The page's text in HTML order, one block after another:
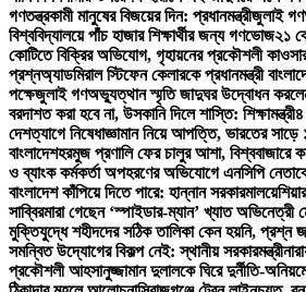
গণতন্ত্রকামী মানুষের বিজয়ের দিন: প্রধানমন্ত্রীজুলাই
বিশ্ববিদ্যালয়ে পাঁচ হাজার শিক্ষার্থীর জন্য গণভোজ২১
কোটিতে বিক্রির অভিযোগ, গৃহায়নের প্রকৌশলী কাওসার
প্রশ্নঅ্যাডমিরাল স্টিফেন কেলারকে প্রধানমন্ত্রী
পক্ষেজুলাই গণঅভ্যুত্থান স্মৃতি জাদুঘর উদ্বোধন করলেন
বরদাশত করা হবে না, উসকানি দিলে শাস্তি: শিক্ষামন্ত্রী৪
দেশত্যাগে নিষেধাজ্ঞামান নিয়ে আপত্তি, ভারতের সাড়ে
বাংলাদেশহরমুজ প্রণালি ফের চালুর আশা, বিশ্ববাজারে
ও ব্যাংক কর্মকর্তা অপহরণের অভিযোগে এনসিপি
বাংলাদেশ কাঁপিয়ে দিতে পারে: হান্নান সরকার
সাব্বিরমারা গেছেন ‘স্পাইডার-ম্যান’ খ্যাত অভিনেত্রী
মুক্তিযুদ্ধে শহীদদের সঠিক তালিকা কেন হয়নি, প্রশ্ন
সমন্বিত উদ্যোগের বিকল্প নেই: স্থানীয় সরকারমন্ত্রী
প্রকৌশলী আহসানুজ্জামান দুলালকে ঘিরে দুর্নীতি-